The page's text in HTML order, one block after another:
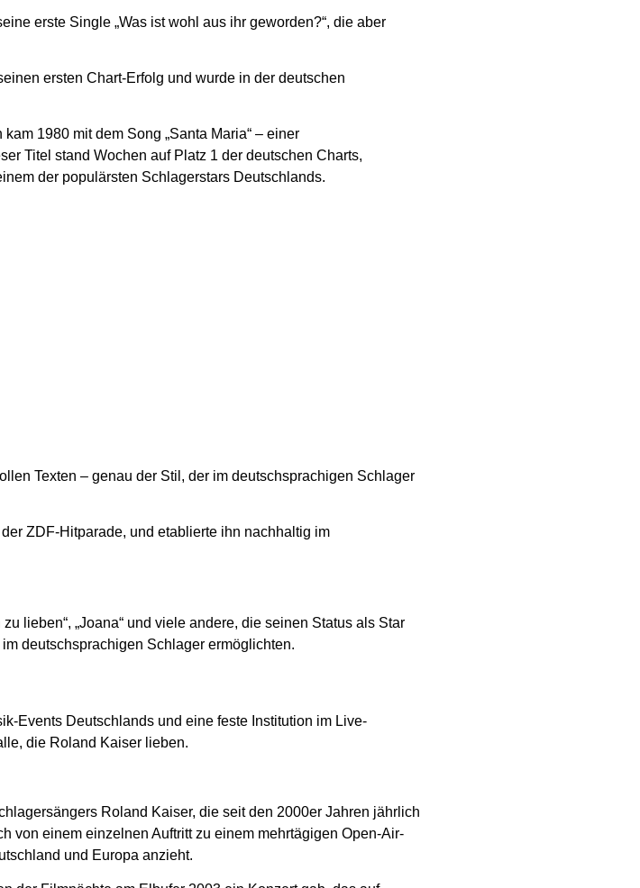
erste Single „Was ist wohl aus ihr geworden?“, die aber
ersten Chart-Erfolg und wurde in der deutschen
1980 mit dem Song „Santa Maria“ – einer
Titel stand Wochen auf Platz 1 der deutschen Charts,
der populärsten Schlagerstars Deutschlands.
Texten – genau der Stil, der im deutschsprachigen Schlager
ZDF-Hitparade, und etablierte ihn nachhaltig im
lieben“, „Joana“ und viele andere, die seinen Status als Star
deutschsprachigen Schlager ermöglichten.
Events Deutschlands und eine feste Institution im Live-
die Roland Kaiser lieben.
Roland Kaiser, die seit den 2000er Jahren jährlich
von einem einzelnen Auftritt zu einem mehrtägigen Open-Air-
und Europa anzieht.